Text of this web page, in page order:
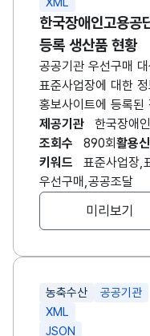
한국장애인고용공
등록 생산품 현황
공공기관 우선구매
표준사업장에 대한
홍보사이트에 등록
데이터로, 기업명, 상
포함한 OpenAPI입
한국장애인고용공단
홍보사이트
(https://
확인 가능합니다. 생
수정 및 갱신되고 있
제공하고 있지 않은
제공기관 한국장애
조회수
890회 활용
키워드
표준사업장,
우선구매,공공조달
미리보기
농축수산
공공기관
XML
JSON